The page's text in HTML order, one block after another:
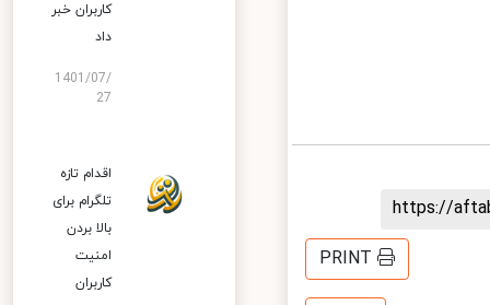
https://
PRINT
کاربران خبر
داد
1401/07/
27
اقدام تازه
تلگرام برای
بالا بردن
امنیت
کاربران